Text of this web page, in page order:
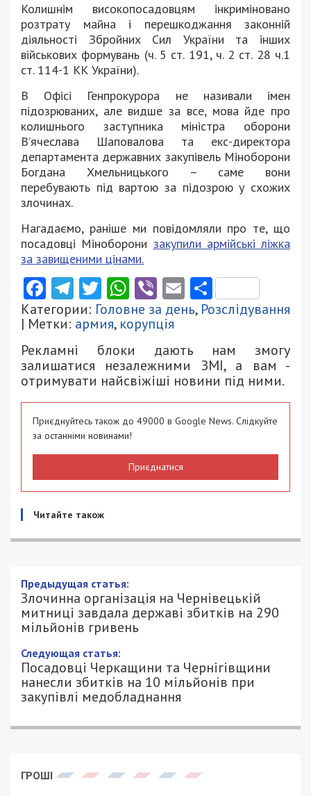
Колишнім високопосадовцям інкриміновано
розтрату майна і перешкоджання законній
діяльності Збройних Сил України та інших
військових формувань (ч. 5 ст. 191, ч. 2 ст. 28 ч.1
ст. 114-1 КК України).
В Офісі Генпрокурора не називали імен
підозрюваних, але видше за все, мова йде про
колишнього заступника міністра оборони
В’ячеслава Шаповалова та екс-директора
департамента державних закупівель Міноборони
Богдана Хмельницького – саме вони
перебувають під вартою за підозрою у схожих
злочинах.
Нагадаємо, раніше ми повідомляли про те, що
посадовці Міноборони закупили армійські ліжка
за завищеними цінами.
Facebook
Telegram
Twitter
WhatsApp
ViberEmail
Категории: Головне за день, Розслідування
| Метки: армия, корупція
Рекламні блоки дають нам змогу
залишатися незалежними ЗМІ, а вам -
отримувати найсвіжіші новини під ними.
Приєднуйтесь також до 49000 в Google News. Слідкуйте
за останніми новинами!
Приєднатися
Читайте також
Злочинна організація на Чернівецькій
митниці завдала державі збитків на
290 мільйонів гривень
17/04/2024 - 10:10
ПЕТРО ЩУКІН - СПЕЦИАЛЬНО ДЛЯ
49000.COM.UA
1071